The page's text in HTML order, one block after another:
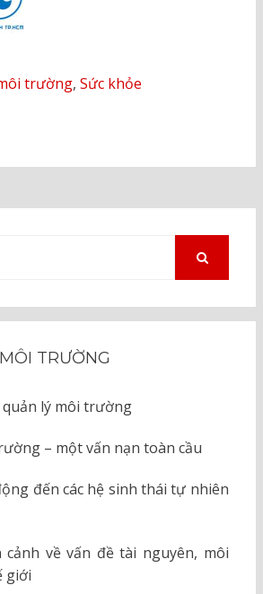
trường, Sức khỏe
TRƯỜNG
quản lý môi trường
– một vấn nạn toàn cầu
đến các hệ sinh thái tự nhiên
về vấn đề tài nguyên, môi
giới